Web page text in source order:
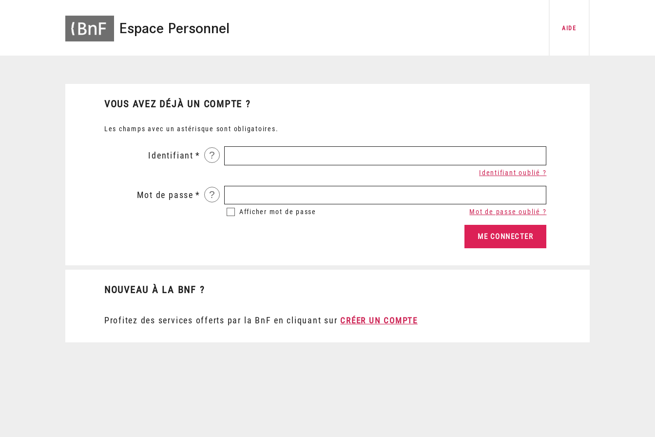
Espace Personnel AIDE
VOUS AVEZ DÉJÀ UN COMPTE ?
Les champs avec un astérisque sont obligatoires.
Identifiant ?
Identifiant oublié ?
Mot de passe ?
Afficher mot de passe Mot de passe oublié ?
NOUVEAU À LA BNF ?
Profitez des services offerts par la BnF en cliquant sur CRÉER UN COMPTE